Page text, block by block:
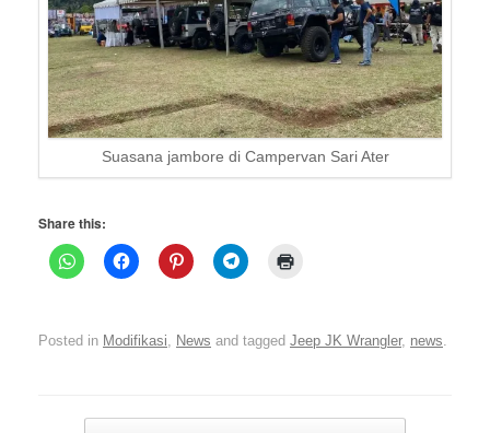
Suasana jambore di Campervan Sari Ater
Share this:
Posted in Modifikasi, News and tagged Jeep JK Wrangler, news.